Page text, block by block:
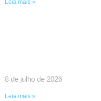
Leia mais »
8 de julho de 2026
Leia mais »